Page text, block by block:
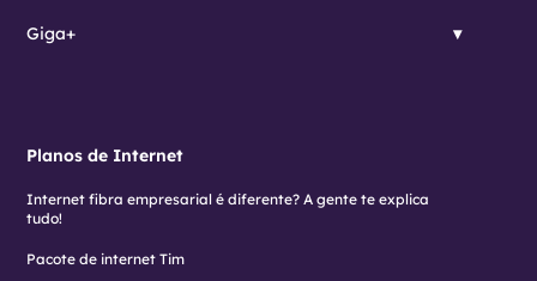
Giga+
Planos de Internet
Internet fibra empresarial é diferente? A gente te explica
tudo!
Pacote de internet Tim